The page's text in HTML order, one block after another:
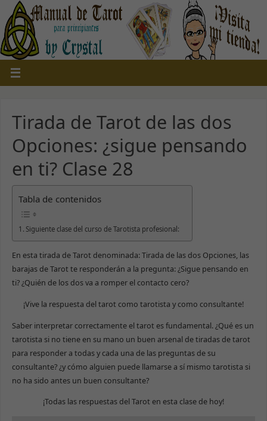
Tirada de Tarot de las dos
Opciones: ¿sigue pensando
en ti? Clase 28
Tabla de contenidos
Siguiente clase del curso de Tarotista profesional:
En esta tirada de Tarot denominada: Tirada de las dos Opciones, las
barajas de Tarot te responderán a la pregunta: ¿Sigue pensando en
ti? ¿Quién de los dos va a romper el contacto cero?
¡Vive la respuesta del tarot como tarotista y como consultante!
Saber interpretar correctamente el tarot es fundamental. ¿Qué es un
tarotista si no tiene en su mano un buen arsenal de tiradas de tarot
para responder a todas y cada una de las preguntas de su
consultante? ¿y cómo alguien puede llamarse a sí mismo tarotista si
no ha sido antes un buen consultante?
¡Todas las respuestas del Tarot en esta clase de hoy!